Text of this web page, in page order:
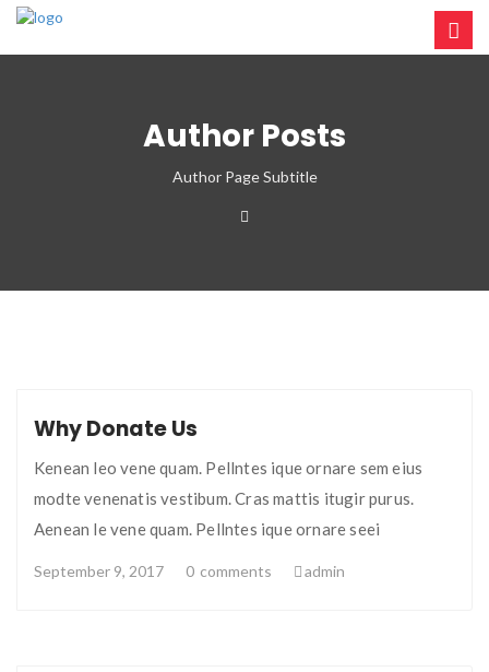
Author Posts
Author Page Subtitle
Why Donate Us
Kenean leo vene quam. Pellntes ique ornare sem eius
modte venenatis vestibum. Cras mattis itugir purus.
Aenean le vene quam. Pellntes ique ornare seei
September 9, 2017 0 comments admin